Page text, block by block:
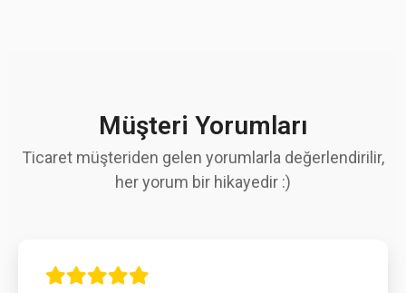
Müşteri Yorumları
Ticaret müşteriden gelen yorumlarla değerlendirilir,
her yorum bir hikayedir :)